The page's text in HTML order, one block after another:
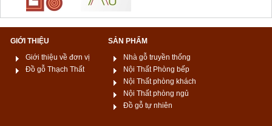
GIỚI THIỆU
Giới thiệu về đơn vị
Đồ gỗ Thạch Thất
SẢN PHẨM
Nhà gỗ truyền thống
Nội Thất Phòng bếp
Nội Thất phòng khách
Nội Thất phòng ngủ
Đồ gỗ tự nhiên